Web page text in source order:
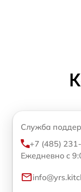
Служба
+7 (485)
Ежедневно с